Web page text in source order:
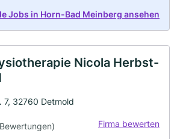
Jobs in Horn-Bad Meinberg ansehen
Nicola Herbst-
7, 32760 Detmold
Firma bewerten